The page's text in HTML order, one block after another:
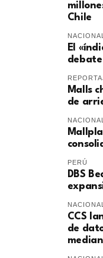
Chile
El
Malls
de
PERÚ
DBS
CCS
de